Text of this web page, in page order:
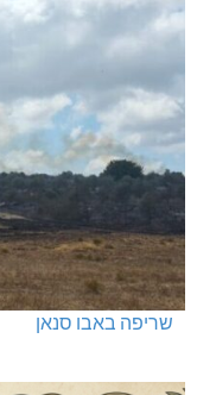
שריפה באבו סנאן